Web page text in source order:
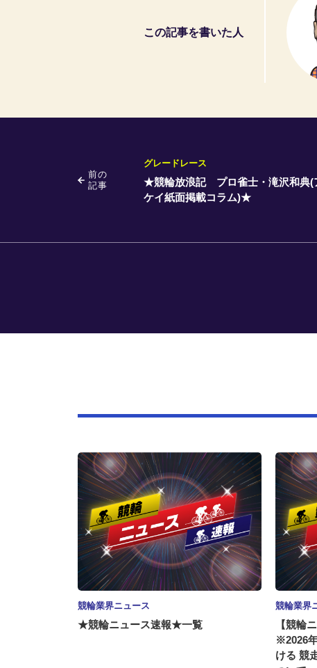
この記事を書いた人
前の
記事
グレードレース
★競輪放浪記 プロ雀士・滝沢和典(
ケイ紙面掲載コラム)★
競輪業界ニュース
★競輪ニュース速報★一覧
競輪業界
【競輪
※2026
ける 競